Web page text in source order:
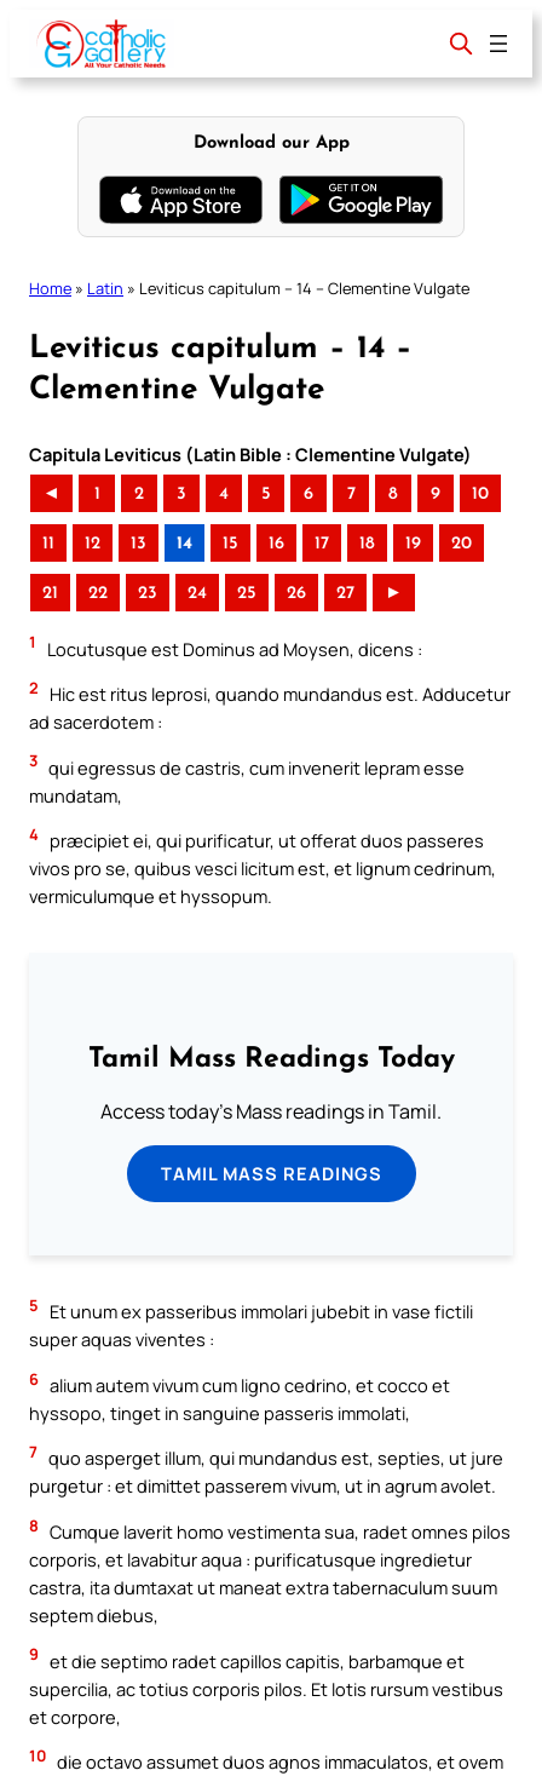
content
Download our App
Home » Latin » Leviticus capitulum – 14 – Clementine Vulgate
Leviticus capitulum – 14 –
Clementine Vulgate
Capitula Leviticus (Latin Bible : Clementine Vulgate)
◄ 1 2 3 4 5 6 7 8 9 10
11 12 13 14 15 16 17 18 19 20
21 22 23 24 25 26 27 ►
1 Locutusque est Dominus ad Moysen, dicens :
2
Hic est ritus leprosi, quando mundandus est. Adducetur
ad sacerdotem :
3 qui egressus de castris, cum invenerit lepram esse
mundatam,
4 præcipiet ei, qui purificatur, ut offerat duos passeres
vivos pro se, quibus vesci licitum est, et lignum cedrinum,
vermiculumque et hyssopum.
Tamil Mass Readings Today
Access today's Mass readings in Tamil.
TAMIL MASS READINGS
5
Et unum ex passeribus immolari jubebit in vase fictili
super aquas viventes :
6 alium autem vivum cum ligno cedrino, et cocco et
hyssopo, tinget in sanguine passeris immolati,
7 quo asperget illum, qui mundandus est, septies, ut jure
purgetur : et dimittet passerem vivum, ut in agrum avolet.
8 Cumque laverit homo vestimenta sua, radet omnes pilos
corporis, et lavabitur aqua : purificatusque ingredietur
castra, ita dumtaxat ut maneat extra tabernaculum suum
septem diebus,
9 et die septimo radet capillos capitis, barbamque et
supercilia, ac totius corporis pilos. Et lotis rursum vestibus
et corpore,
10 die octavo assumet duos agnos immaculatos, et ovem